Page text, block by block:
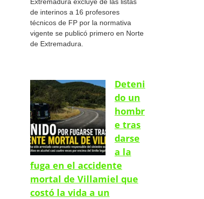
de interinos a 16 profesores
técnicos de FP por la normativa
vigente se publicó primero en Norte
de Extremadura.
Deteni
do un
hombr
e tras
darse
a la
fuga en el accidente
mortal de Villamiel que
costó la vida a un